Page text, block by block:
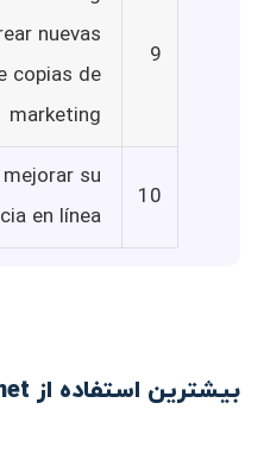
9
nuevas
copias de
marketing
10
su
en línea
بیشترین استفاده از reescribirtextos.net